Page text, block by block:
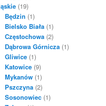
(19)
Będzin (1)
Bielsko Biała (1)
Częstochowa (2)
Dąbrowa Górnicza (1)
Gliwice (1)
Katowice (9)
Mykanów (1)
Pszczyna (2)
Sosonowiec (1)